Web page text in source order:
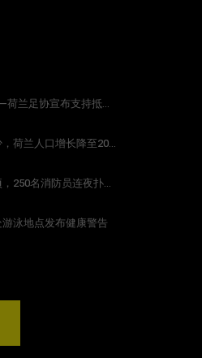
荷兰足协宣布支持抵...
荷兰人口增长降至20...
250名消防员连夜扑...
泳地点发布健康警告